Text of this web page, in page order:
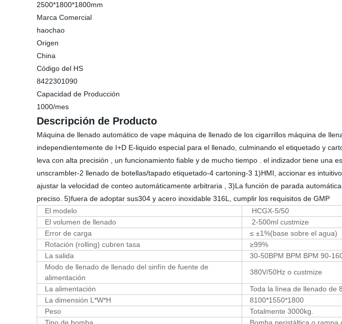
2500*1800*1800mm
Marca Comercial
haochao
Origen
China
Código del HS
8422301090
Capacidad de Producción
1000/mes
Descripción de Producto
Máquina de llenado automático de vape máquina de llenado de los cigarrillos máquina de
independientemente de I+D E-liquido especial para el llenado, culminando el etiquetado y
leva con alta precisión , un funcionamiento fiable y de mucho tiempo . el indizador tiene una
unscrambler-2 llenado de botellas/tapado etiquetado-4 cartoning-3 1)HMI, accionar es
ajustar la velocidad de conteo automáticamente arbitraria , 3)La función de parada
preciso. 5)fuera de adoptar sus304 y acero inoxidable 316L, cumplir los requisitos de GMP
El modelo
HCGX-5/50
El volumen de llenado
2-500ml custmize
Error de carga
≤ ±1%(base sobre el agua)
Rotación (rolling) cubren tasa
≥99%
La salida
30-50BPM BPM BPM 90-
Modo de llenado de llenado del sinfín de fuente de
alimentación
380V/50Hz o custmize
La alimentación
Toda la línea de llenado de
La dimensión L*W*H
8100*1550*1800
Peso
Totalmente 3000kg.